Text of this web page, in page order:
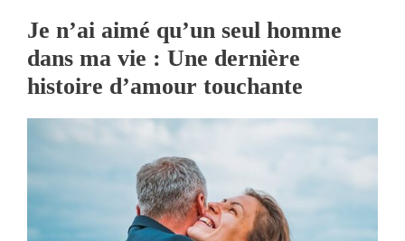
Je n’ai aimé qu’un seul homme
dans ma vie : Une dernière
histoire d’amour touchante